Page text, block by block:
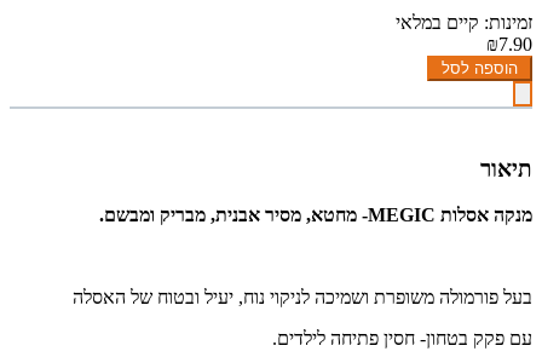
זמינות: קיים במלאי
₪7.90
הוספה לסל
תיאור
מנקה אסלות MEGIC- מחטא, מסיר אבנית, מבריק ומבשם.
בעל פורמולה משופרת ושמיכה לניקוי נוח, יעיל ובטוח של האסלה
עם פקק בטחון- חסין פתיחה לילדים.